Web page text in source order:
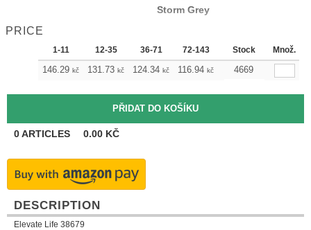
Storm Grey
PRICE
1-11 12-35 36-71 72-143 144-287 288 +
Stock Množ.
146.29 kč 131.73 kč 124.34 kč 116.94 kč 109.78 kč
4669
0ARTICLES 0.00 KČ
DESCRIPTION
Elevate Life 38679